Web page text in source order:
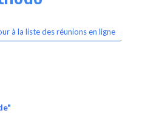
à la liste des réunions en ligne